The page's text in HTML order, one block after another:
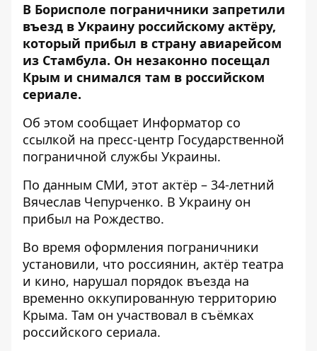
В Борисполе пограничники запретили
въезд в Украину российскому актёру,
который прибыл в страну авиарейсом
из Стамбула. Он незаконно посещал
Крым и снимался там в российском
сериале.
Об этом сообщает Информатор со
ссылкой на пресс-центр Государственной
пограничной службы Украины.
По данным СМИ, этот актёр – 34-летний
Вячеслав Чепурченко. В Украину он
прибыл на Рождество.
Во время оформления пограничники
установили, что россиянин, актёр театра
и кино, нарушал порядок въезда на
временно оккупированную территорию
Крыма. Там он участвовал в съёмках
российского сериала.